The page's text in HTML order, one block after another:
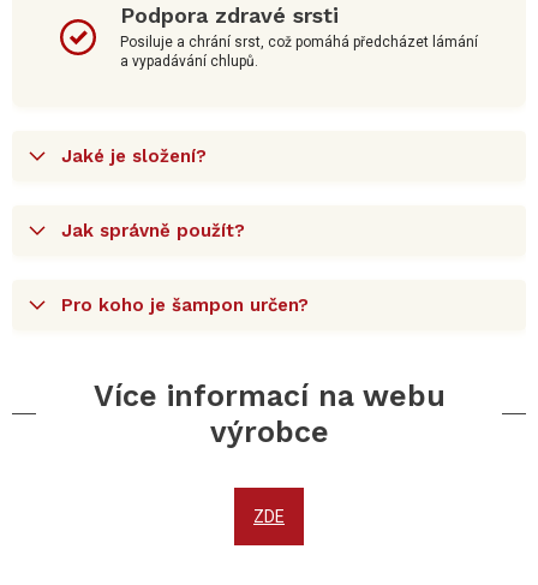
Podpora zdravé srsti
Posiluje a chrání srst, což pomáhá předcházet lámání
a vypadávání chlupů.
Jaké je složení?
Jak správně použít?
Pro koho je šampon určen?
Více informací na webu
výrobce
ZDE